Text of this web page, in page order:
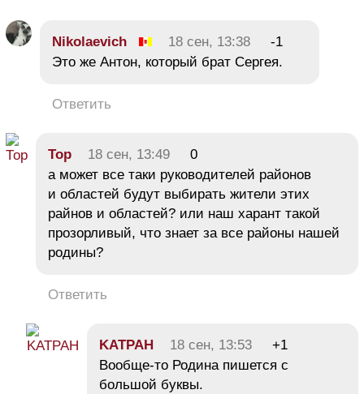
Nikolaevich 18 сен, 13:38
-1
Это же Антон, который брат Сергея.
Ответить
Тор 18 сен, 13:49
0
а может все таки руководителей районов
и областей будут выбирать жители этих
райнов и областей? или наш харант такой
прозорливый, что знает за все районы нашей
родины?
Ответить
KATPAH 18 сен, 13:53
+1
Вообще-то Родина пишется с
большой буквы.